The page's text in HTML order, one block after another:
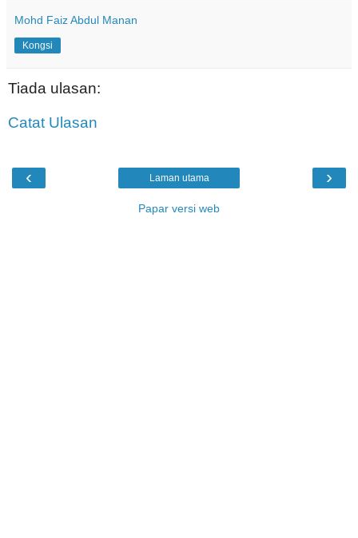
Mohd Faiz Abdul Manan
Kongsi
Tiada ulasan:
Catat Ulasan
‹ ›
Laman utama
Papar versi web